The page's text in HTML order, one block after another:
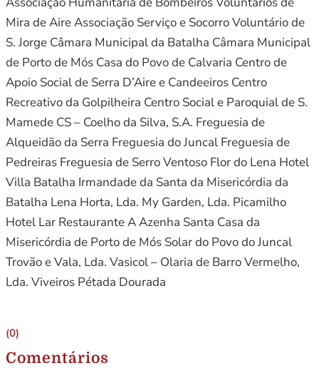
Mira de Aire Associação Serviço e Socorro Voluntário de
S. Jorge Câmara Municipal da Batalha Câmara Municipal
de Porto de Mós Casa do Povo de Calvaria Centro de
Apoio Social de Serra D’Aire e Candeeiros Centro
Recreativo da Golpilheira Centro Social e Paroquial de S.
Mamede CS – Coelho da Silva, S.A. Freguesia de
Alqueidão da Serra Freguesia do Juncal Freguesia de
Pedreiras Freguesia de Serro Ventoso Flor do Lena Hotel
Villa Batalha Irmandade da Santa da Misericórdia da
Batalha Lena Horta, Lda. My Garden, Lda. Picamilho
Hotel Lar Restaurante A Azenha Santa Casa da
Misericórdia de Porto de Mós Solar do Povo do Juncal
Trovão e Vala, Lda. Vasicol – Olaria de Barro Vermelho,
Lda. Viveiros Pétada Dourada
(0)
Comentários